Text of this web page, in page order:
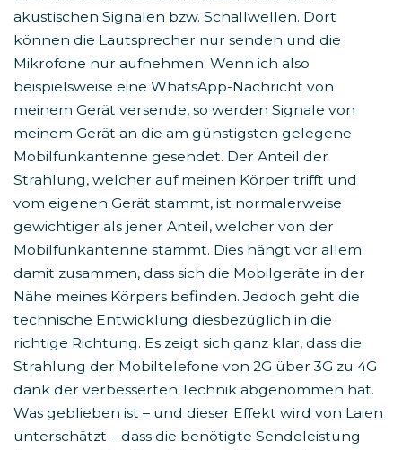
akustischen Signalen bzw. Schallwellen. Dort
können die Lautsprecher nur senden und die
Mikrofone nur aufnehmen. Wenn ich also
beispielsweise eine WhatsApp-Nachricht von
meinem Gerät versende, so werden Signale von
meinem Gerät an die am günstigsten gelegene
Mobilfunkantenne gesendet. Der Anteil der
Strahlung, welcher auf meinen Körper trifft und
vom eigenen Gerät stammt, ist normalerweise
gewichtiger als jener Anteil, welcher von der
Mobilfunkantenne stammt. Dies hängt vor allem
damit zusammen, dass sich die Mobilgeräte in der
Nähe meines Körpers befinden. Jedoch geht die
technische Entwicklung diesbezüglich in die
richtige Richtung. Es zeigt sich ganz klar, dass die
Strahlung der Mobiltelefone von 2G über 3G zu 4G
dank der verbesserten Technik abgenommen hat.
Was geblieben ist – und dieser Effekt wird von Laien
unterschätzt – dass die benötigte Sendeleistung